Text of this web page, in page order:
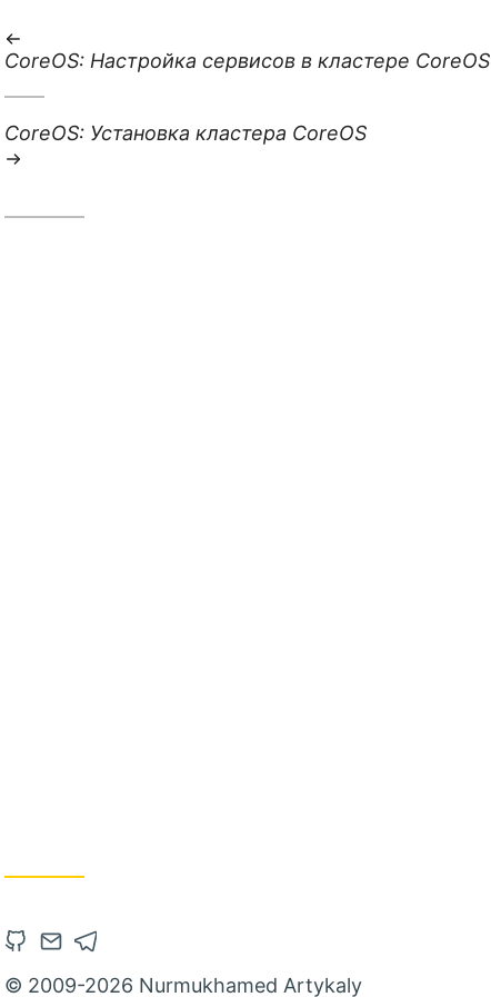
:CoreOS: Настройка сервисов в кластере CoreOS
:CoreOS: Установка кластера CoreOS
© 2009-2026 Nurmukhamed Artykaly